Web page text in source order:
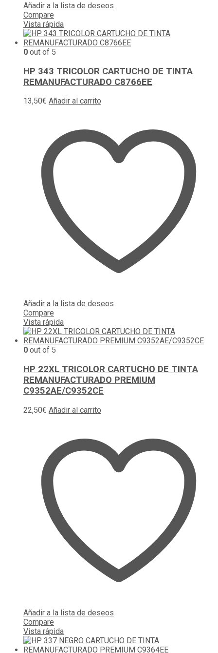
Añadir a la lista de deseos
Compare
Vista rápida
0 out of 5
HP 343 TRICOLOR CARTUCHO DE TINTA
REMANUFACTURADO C8766EE
13,50€ Añadir al carrito
Añadir a la lista de deseos
Compare
Vista rápida
0 out of 5
HP 22XL TRICOLOR CARTUCHO DE TINTA
REMANUFACTURADO PREMIUM
C9352AE/C9352CE
22,50€ Añadir al carrito
Añadir a la lista de deseos
Compare
Vista rápida